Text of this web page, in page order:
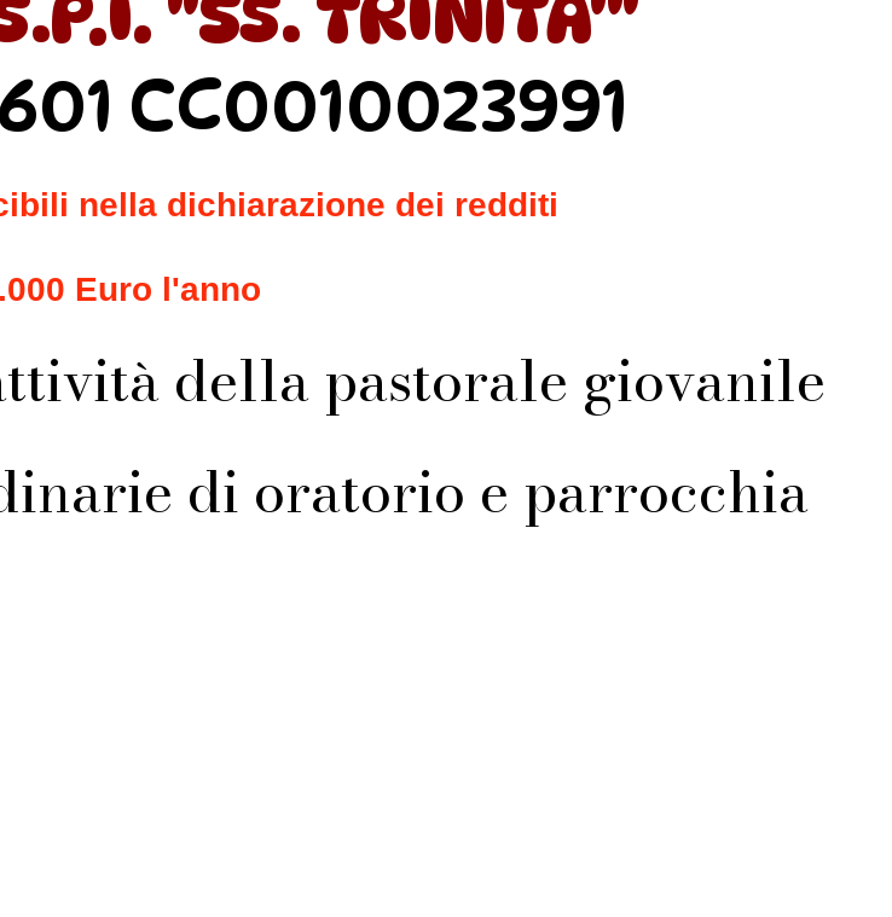
CC0010023991
nella dichiarazione dei redditi
Euro l'anno
della pastorale giovanile
di oratorio e parrocchia